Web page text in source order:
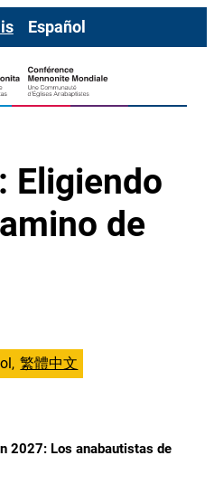
Español
Eligiendo
de
繁體中文
2027: Los anabautistas de